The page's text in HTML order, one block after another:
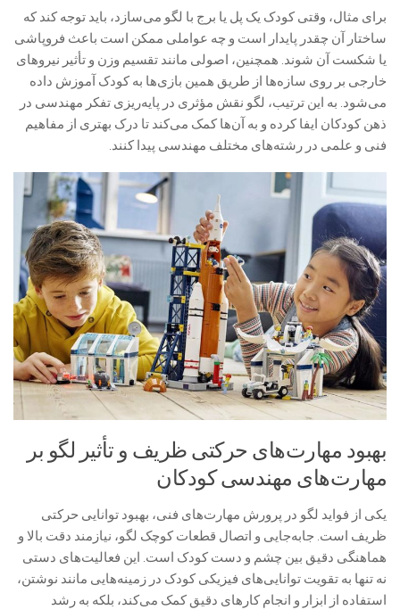
برای مثال، وقتی کودک یک پل یا برج با لگو می‌سازد، باید توجه کند که
ساختار آن چقدر پایدار است و چه عواملی ممکن است باعث فروپاشی
یا شکست آن شوند. همچنین، اصولی مانند تقسیم وزن و تأثیر نیروهای
خارجی بر روی سازه‌ها از طریق همین بازی‌ها به کودک آموزش داده
می‌شود. به این ترتیب، لگو نقش مؤثری در پایه‌ریزی تفکر مهندسی در
ذهن کودکان ایفا کرده و به آن‌ها کمک می‌کند تا درک بهتری از مفاهیم
فنی و علمی در رشته‌های مختلف مهندسی پیدا کنند.
بهبود مهارت‌های حرکتی ظریف و تأثیر لگو بر
مهارت‌های مهندسی کودکان
یکی از فواید لگو در پرورش مهارت‌های فنی، بهبود توانایی حرکتی
ظریف است. جابه‌جایی و اتصال قطعات کوچک لگو، نیازمند دقت بالا و
هماهنگی دقیق بین چشم و دست کودک است. این فعالیت‌های دستی
نه تنها به تقویت توانایی‌های فیزیکی کودک در زمینه‌هایی مانند نوشتن،
استفاده از ابزار و انجام کارهای دقیق کمک می‌کند، بلکه به رشد